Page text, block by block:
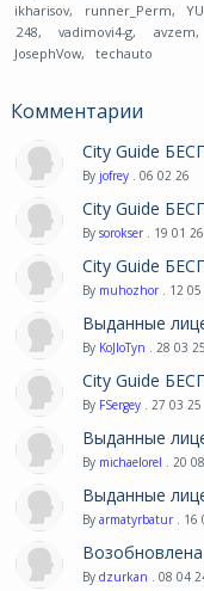
ikharisov, runner_Perm,
248, vadimovi4-g, avzem,
JosephVow, techauto
Комментарии
City Guide
By jofrey . 06 02 26
City Guide
By sorokser . 19 01 26
City Guide
By muhozhor . 12 05
Выданные
By KoJIoTyn . 28 03 25
City Guide
By FSergey . 27 03 25
Выданные
By michaelorel . 20
Выданные
By armatyrbatur . 16
Возобновлена
By dzurkan . 08 04